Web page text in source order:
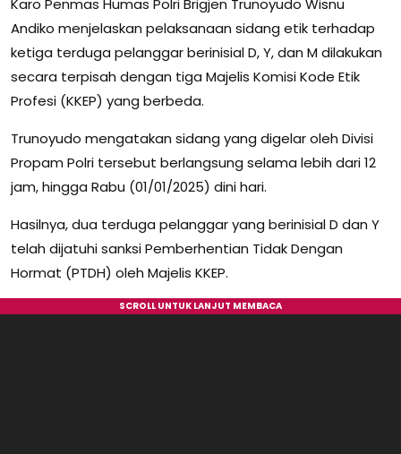
Andiko menjelaskan pelaksanaan sidang etik terhadap
ketiga terduga pelanggar berinisial D, Y, dan M dilakukan
secara terpisah dengan tiga Majelis Komisi Kode Etik
Profesi (KKEP) yang berbeda.
Trunoyudo mengatakan sidang yang digelar oleh Divisi
Propam Polri tersebut berlangsung selama lebih dari 12
jam, hingga Rabu (01/01/2025) dini hari.
Hasilnya, dua terduga pelanggar yang berinisial D dan Y
telah dijatuhi sanksi Pemberhentian Tidak Dengan
Hormat (PTDH) oleh Majelis KKEP.